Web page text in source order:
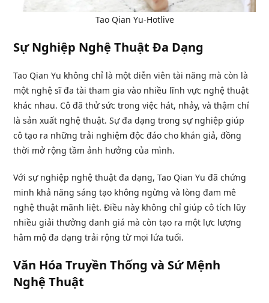
Tao Qian Yu-Hotlive
Sự Nghiệp Nghệ Thuật Đa Dạng
Tao Qian Yu không chỉ là một diễn viên tài năng mà còn là
một nghệ sĩ đa tài tham gia vào nhiều lĩnh vực nghệ thuật
khác nhau. Cô đã thử sức trong việc hát, nhảy, và thậm chí
là sản xuất nghệ thuật. Sự đa dạng trong sự nghiệp giúp
cô tạo ra những trải nghiệm độc đáo cho khán giả, đồng
thời mở rộng tầm ảnh hưởng của mình.
Với sự nghiệp nghệ thuật đa dạng, Tao Qian Yu đã chứng
minh khả năng sáng tạo không ngừng và lòng đam mê
nghệ thuật mãnh liệt. Điều này không chỉ giúp cô tích lũy
nhiều giải thưởng danh giá mà còn tạo ra một lực lượng
hâm mộ đa dạng trải rộng từ mọi lứa tuổi.
Văn Hóa Truyền Thống và Sứ Mệnh
Nghệ Thuật